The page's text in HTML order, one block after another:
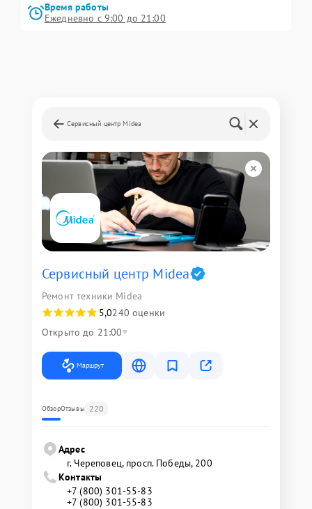
Время работы
Ежедневно с 9:00 до 21:00
Сервисный центр Midea
Сервисный центр Midea
Ремонт техники Midea
5,0240 оценки
Открыто до 21:00
Маршрут
ОбзорОтзывы 220
Адрес
г. Череповец, просп. Победы, 200
Контакты
+7 (800) 301-55-83
+7 (800) 301-55-83